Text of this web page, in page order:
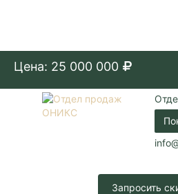
Цена: 25 000 000
Запросить